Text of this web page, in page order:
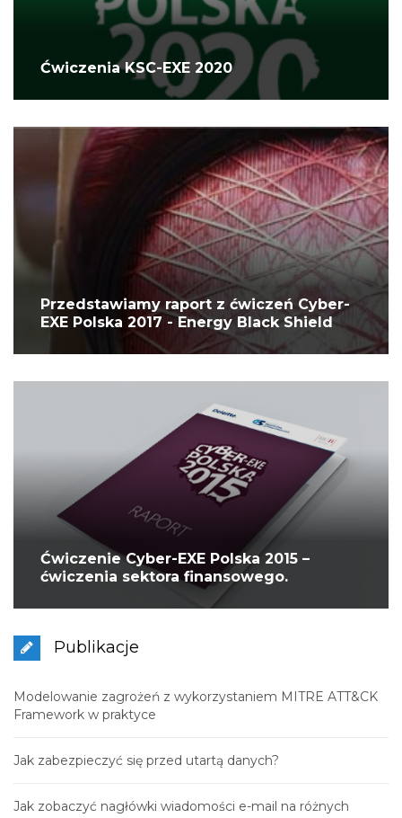
Ćwiczenia KSC-EXE 2020
Przedstawiamy raport z ćwiczeń Cyber-
EXE Polska 2017 - Energy Black Shield
Ćwiczenie Cyber-EXE Polska 2015 –
ćwiczenia sektora finansowego.
Publikacje
Modelowanie zagrożeń z wykorzystaniem MITRE ATT&CK
Framework w praktyce
Jak zabezpieczyć się przed utartą danych?
Jak zobaczyć nagłówki wiadomości e-mail na różnych